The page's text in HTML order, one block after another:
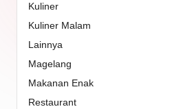
Kuliner
Kuliner Malam
Lainnya
Magelang
Makanan Enak
Restaurant